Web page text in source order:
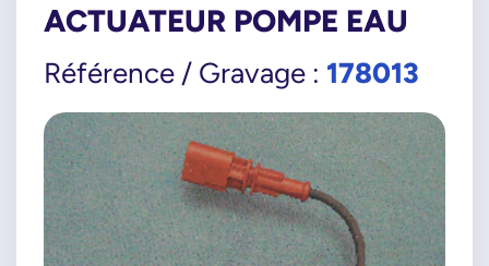
ACTUATEUR POMPE EAU
Référence / Gravage : 178013